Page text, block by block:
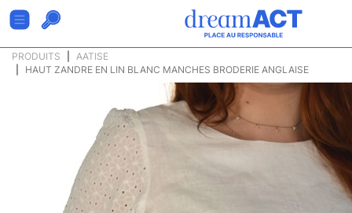
PRODUITS
AATISE
HAUT ZANDRE EN LIN BLANC MANCHES BRODERIE ANGLAISE